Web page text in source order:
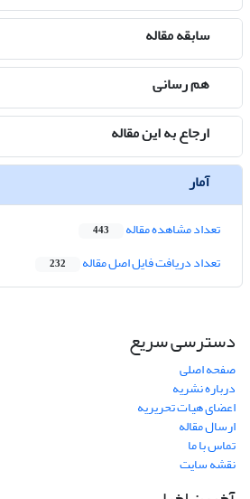
سابقه مقاله
هم رسانی
ارجاع به این مقاله
آمار
تعداد مشاهده مقاله 443
تعداد دریافت فایل اصل مقاله 232
دسترسی سریع
صفحه اصلی
درباره نشریه
اعضای هیات تحریریه
ارسال مقاله
تماس با ما
نقشه سایت